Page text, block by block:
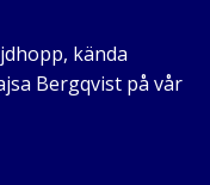
kända
Bergqvist på vår